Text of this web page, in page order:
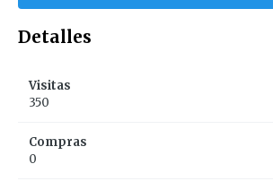
Detalles
Visitas
350
Compras
0